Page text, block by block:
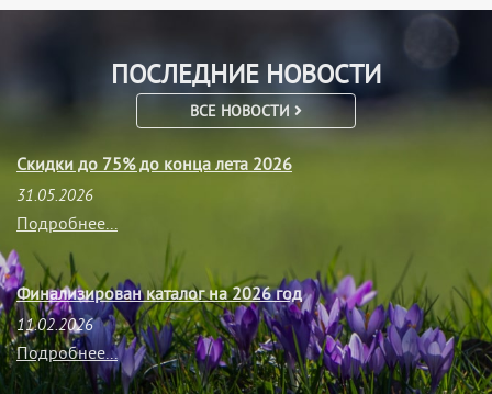
ПОСЛЕДНИЕ НОВОСТИ
ВСЕ НОВОСТИ
Скидки до 75% до конца лета 2026
31.05.2026
Подробнее...
Финализирован каталог на 2026 год
11.02.2026
Подробнее...